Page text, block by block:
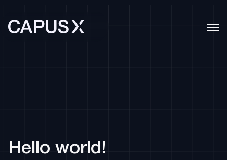
Hello world!